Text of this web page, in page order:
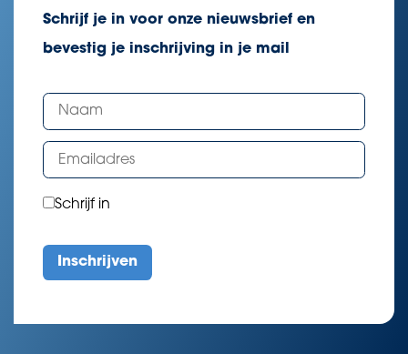
Schrijf je in voor onze nieuwsbrief en
bevestig je inschrijving in je mail
Schrijf in